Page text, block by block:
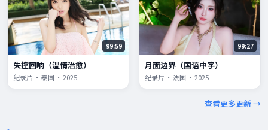
99:59
失控回响（温情治愈）
纪录片 · 泰国 · 2025
99:27
月面边界（国语中字）
纪录片 · 法国 · 2025
查看更多更新 →